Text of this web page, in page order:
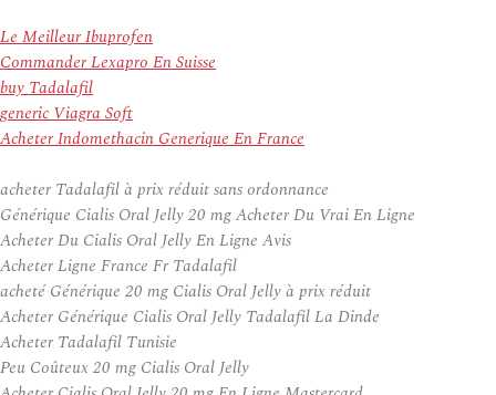
Le Meilleur Ibuprofen
Commander Lexapro En Suisse
buy Tadalafil
generic Viagra Soft
Acheter Indomethacin Generique En France
acheter Tadalafil à prix réduit sans ordonnance
Générique Cialis Oral Jelly 20 mg Acheter Du Vrai En Ligne
Acheter Du Cialis Oral Jelly En Ligne Avis
Acheter Ligne France Fr Tadalafil
acheté Générique 20 mg Cialis Oral Jelly à prix réduit
Acheter Générique Cialis Oral Jelly Tadalafil La Dinde
Acheter Tadalafil Tunisie
Peu Coûteux 20 mg Cialis Oral Jelly